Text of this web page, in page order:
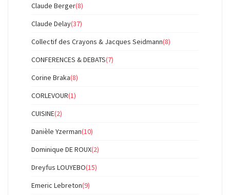
Claude Berger(8)
Claude Delay(37)
Collectif des Crayons & Jacques Seidmann(8)
CONFERENCES & DEBATS(7)
Corine Braka(8)
CORLEVOUR(1)
CUISINE(2)
Danièle Yzerman(10)
Dominique DE ROUX(2)
Dreyfus LOUYEBO(15)
Emeric Lebreton(9)